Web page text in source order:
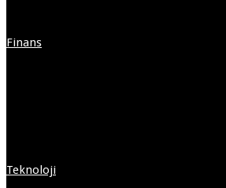
Finans
Teknoloji